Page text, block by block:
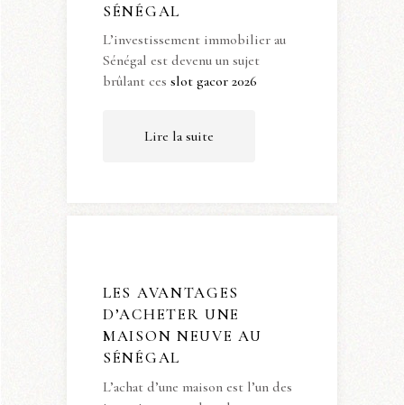
SÉNÉGAL
L’investissement immobilier au
Sénégal est devenu un sujet
brûlant ces slot gacor 2026
Lire la suite
LES AVANTAGES
D’ACHETER UNE
MAISON NEUVE AU
SÉNÉGAL
L’achat d’une maison est l’un des